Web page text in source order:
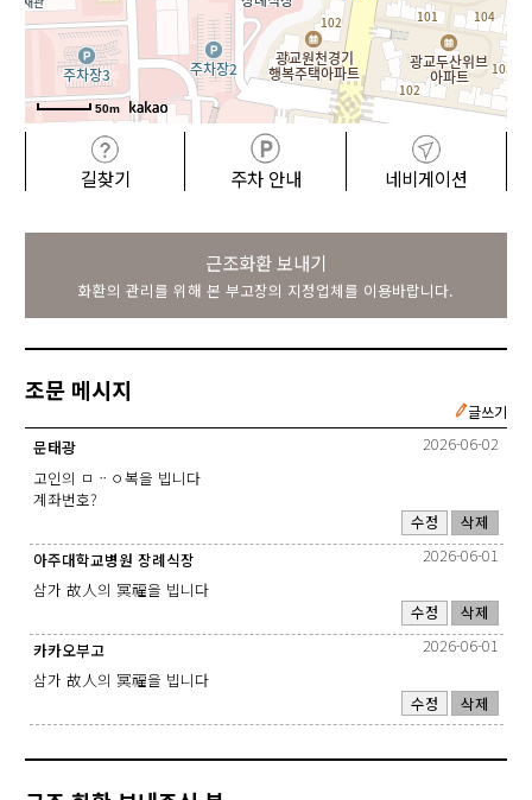
50m
길찾기 주차 안내 네비게이션
근조화환 보내기
화환의 관리를 위해 본 부고장의 지정업체를 이용바랍니다.
조문 메시지
글쓰기
문태광
2026-06-02
고인의 ㅁᆢㅇ복을 빕니다
계좌번호?
수정
삭제
아주대학교병원 장례식장
2026-06-01
삼가 故人의 冥福을 빕니다
수정
삭제
카카오부고
2026-06-01
삼가 故人의 冥福을 빕니다
수정
삭제